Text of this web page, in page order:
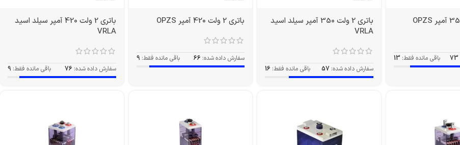
73 باقی مانده فقط: 13
باتری 2 ولت 350 آمپر سیلد اسید
VRLA
سفارش داده شده: 57 باقی مانده فقط: 16
باتری 2 ولت 420 آمپر OPZS
سفارش داده شده: 66 باقی مانده فقط: 9
باتری 2 ولت 420 آمپر سیلد اسید
VRLA
سفارش داده شده: 76 باقی مانده فقط: 9